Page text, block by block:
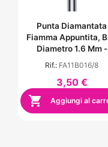
Punta Diamantata
Fiamma Appuntita,
Diametro 1.6 Mm -
Lunghezza Punta 8
Rif.: FA11B016/8
3,50 €
 Aggiungi al